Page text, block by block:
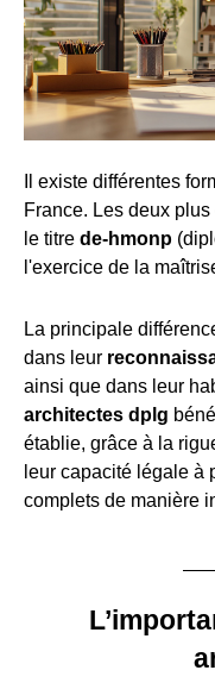
Il existe différentes
France. Les deux
le titre de-hmonp
l'exercice de la
La principale
dans leur
ainsi que dans leur
architectes dplg
établie, grâce à la
leur capacité légale à
complets de manière